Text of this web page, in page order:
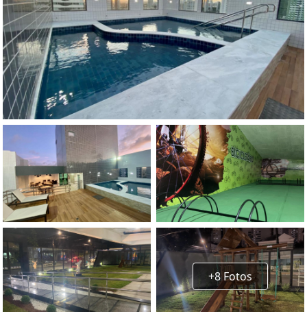
+8 Fotos